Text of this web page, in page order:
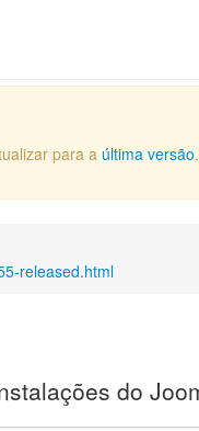
para a última versão
released.html
do